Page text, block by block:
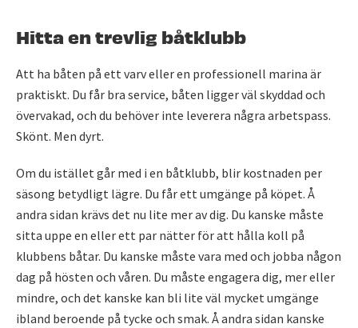
Hitta en trevlig båtklubb
Att ha båten på ett varv eller en professionell marina är
praktiskt. Du får bra service, båten ligger väl skyddad och
övervakad, och du behöver inte leverera några arbetspass.
Skönt. Men dyrt.
Om du istället går med i en båtklubb, blir kostnaden per
säsong betydligt lägre. Du får ett umgänge på köpet. Å
andra sidan krävs det nu lite mer av dig. Du kanske måste
sitta uppe en eller ett par nätter för att hålla koll på
klubbens båtar. Du kanske måste vara med och jobba någon
dag på hösten och våren. Du måste engagera dig, mer eller
mindre, och det kanske kan bli lite väl mycket umgänge
ibland beroende på tycke och smak. Å andra sidan kanske